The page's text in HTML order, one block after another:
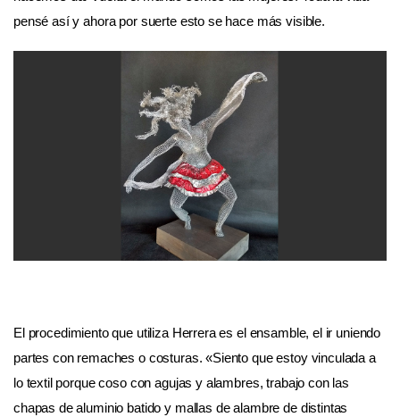
pensé así y ahora por suerte esto se hace más visible.
El procedimiento que utiliza Herrera es el ensamble, el ir uniendo
partes con remaches o costuras. «Siento que estoy vinculada a
lo textil porque coso con agujas y alambres, trabajo con las
chapas de aluminio batido y mallas de alambre de distintas